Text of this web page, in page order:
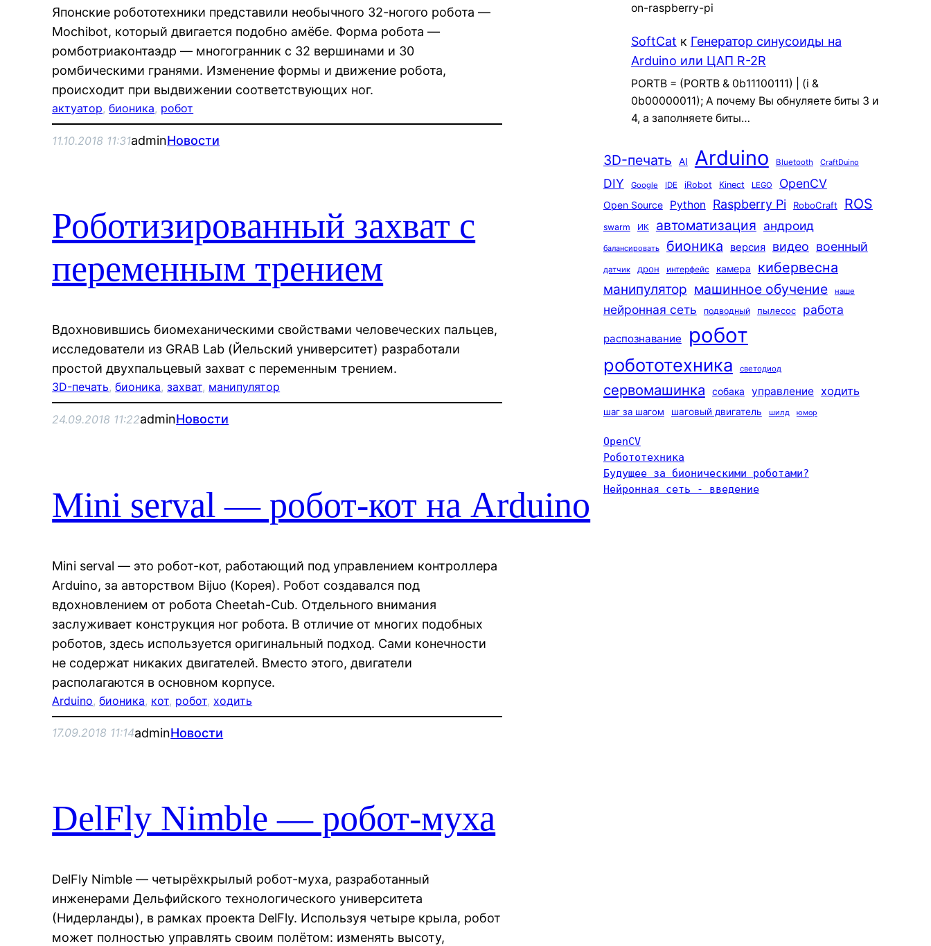
Японские робототехники представили необычного 32-ногого робота —
Mochibot, который двигается подобно амёбе. Форма робота —
ромботриаконтаэдр — многогранник с 32 вершинами и 30
ромбическими гранями. Изменение формы и движение робота,
происходит при выдвижении соответствующих ног.
актуатор, бионика, робот
11.10.2018 11:31adminНовости
Роботизированный захват с
переменным трением
Вдохновившись биомеханическими свойствами человеческих пальцев,
исследователи из GRAB Lab (Йельский университет) разработали
простой двухпальцевый захват с переменным трением.
3D-печать, бионика, захват, манипулятор
24.09.2018 11:22adminНовости
Mini serval — робот-кот на Arduino
Mini serval — это робот-кот, работающий под управлением контроллера
Arduino, за авторством Bijuo (Корея). Робот создавался под
вдохновлением от робота Cheetah-Cub. Отдельного внимания
заслуживает конструкция ног робота. В отличие от многих подобных
роботов, здесь используется оригинальный подход. Сами конечности
не содержат никаких двигателей. Вместо этого, двигатели
располагаются в основном корпусе.
Arduino, бионика, кот, робот, ходить
17.09.2018 11:14adminНовости
DelFly Nimble — робот-муха
DelFly Nimble — четырёхкрылый робот-муха, разработанный
инженерами Дельфийского технологического университета
(Нидерланды), в рамках проекта DelFly. Используя четыре крыла, робот
может полностью управлять своим полётом: изменять высоту,
on-raspberry-pi
SoftCat к Генератор синусоиды на
Arduino или ЦАП R-2R
PORTB = (PORTB & 0b11100111) | (i &
0b00000011); А почему Вы обнуляете биты 3 и
4, а заполняете биты…
3D-печать AI Arduino Bluetooth CraftDuino
DIY Google IDE iRobot Kinect LEGO OpenCV
Open Source Python Raspberry Pi RoboCraft ROS
swarm ИК автоматизация андроид
балансировать бионика версия видео военный
датчик дрон интерфейс камера кибервесна
манипулятор машинное обучение наше
нейронная сеть подводный пылесос работа
распознавание робот
робототехника светодиод
сервомашинка собака управление ходить
шаг за шагом шаговый двигатель шилд юмор
OpenCV
Робототехника
Будущее за бионическими роботами?
Нейронная сеть - введение